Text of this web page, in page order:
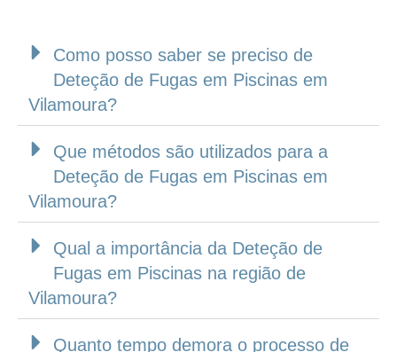
Como posso saber se preciso de
Deteção de Fugas em Piscinas em
Vilamoura?
Que métodos são utilizados para a
Deteção de Fugas em Piscinas em
Vilamoura?
Qual a importância da Deteção de
Fugas em Piscinas na região de
Vilamoura?
Quanto tempo demora o processo de